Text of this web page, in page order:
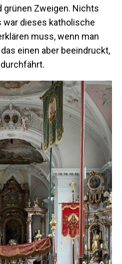
grünen Zweigen. Nichts
war dieses katholische
muss, wenn man
einen aber beeindruckt,